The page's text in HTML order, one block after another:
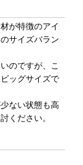
が特徴のアイ
サイズバラン
のですが、こ
ッグサイズで
ない状態も高
ください。